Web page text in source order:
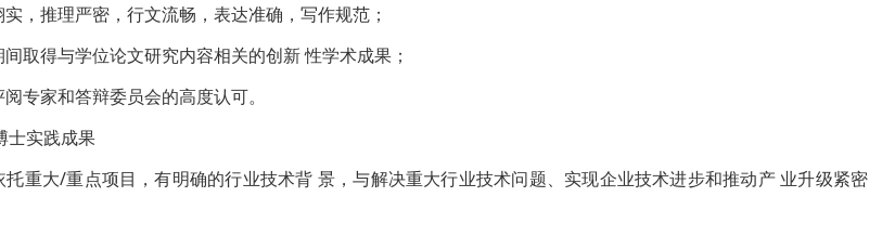
，推理严密，行文流畅，表达准确，写作规范；
取得与学位论文研究内容相关的创新 性学术成果；
专家和答辩委员会的高度认可。
士实践成果
托重大/重点项目，有明确的行业技术背 景，与解决重大行业技术问题、实现企业技术进步和推动产 业升级紧密